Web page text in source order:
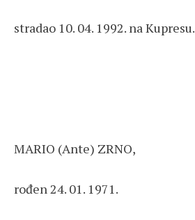
stradao 10. 04. 1992. na Kupresu.
MARIO (Ante) ZRNO,
rođen 24. 01. 1971.